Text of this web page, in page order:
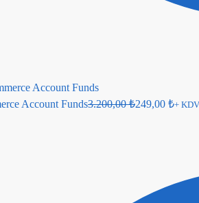
Account Funds3.200,00₺249,00 ₺+ KDV